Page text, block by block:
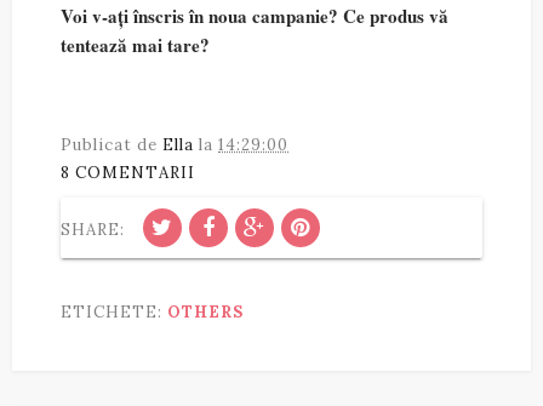
Voi v-ați înscris în noua campanie? Ce produs vă
tentează mai tare?
Publicat de Ella la 14:29:00
8 COMENTARII
SHARE:
ETICHETE: OTHERS